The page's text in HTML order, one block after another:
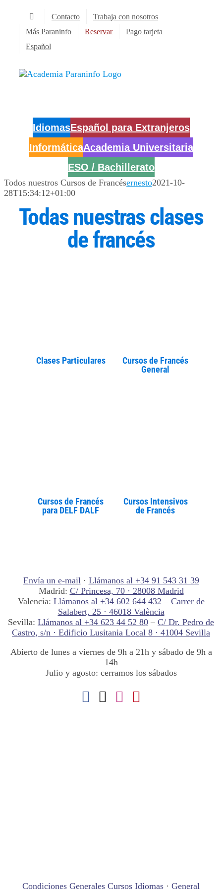
contenido
Contacto
Trabaja con nosotros
Más Paraninfo
Reservar
Pago tarjeta
Español
IdiomasEspañol para Extranjeros
InformáticaAcademia Universitaria
ESO / Bachillerato
Todos nuestros Cursos de Francésernesto2021-10-
28T15:34:12+01:00
Todas nuestras clases
de francés
Clases Particulares
Cursos de Francés
General
Cursos de Francés
para DELF DALF
Cursos Intensivos
de Francés
Envía un e-mail · Llámanos al +34 91 543 31 39
Madrid: C/ Princesa, 70 · 28008 Madrid
Valencia: Llámanos al +34 602 644 432 – Carrer de
Salabert, 25 · 46018 València
Sevilla: Llámanos al +34 623 44 52 80 – C/ Dr. Pedro de
Castro, s/n · Edificio Lusitania Local 8 · 41004 Sevilla
Abierto de lunes a viernes de 9h a 21h y sábado de 9h a
14h
Julio y agosto: cerramos los sábados
Condiciones Generales Cursos Idiomas · General